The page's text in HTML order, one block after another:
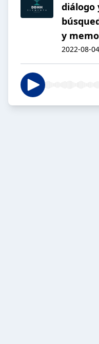
diálogo
y
2022-08-04